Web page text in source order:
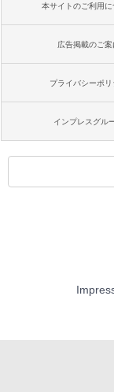
本サイトのご利用に
広告掲載のご案
プライバシーポリ
インプレスグル